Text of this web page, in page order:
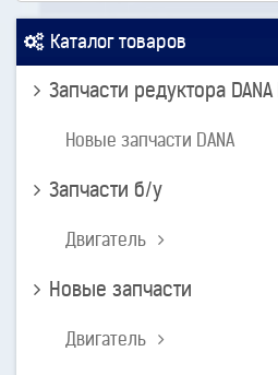
Каталог товаров
Запчасти редуктора
Новые запчасти DANA
Запчасти б/у
Двигатель
Новые запчасти
Двигатель